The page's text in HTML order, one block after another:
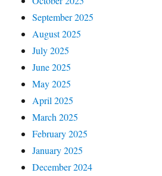
September 2025
August 2025
July 2025
June 2025
May 2025
April 2025
March 2025
February 2025
January 2025
December 2024